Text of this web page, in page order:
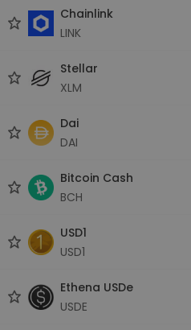
Chainlink
LINK
Stellar
XLM
Dai
DAI
Bitcoin Cash
BCH
USD1
USD1
Ethena USDe
USDE